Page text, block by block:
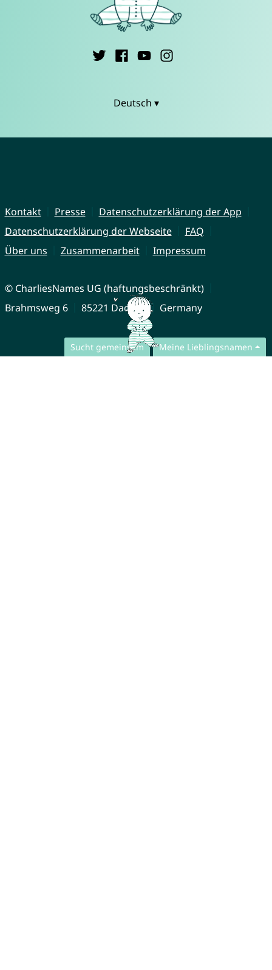
Sucht gemeinsam Meine Lieblingsnamen
Deutsch ▾
Kontakt Presse
Datenschutzerklärung der App
Datenschutzerklärung der Webseite
FAQ
Über uns
Zusammenarbeit Impressum
© CharliesNames UG (haftungsbeschränkt)
Brahmsweg 6
85221 Dachau Germany